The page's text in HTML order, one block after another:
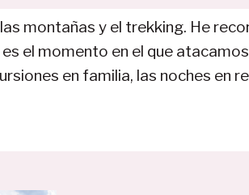
montañas y el trekking. He
el momento en el que
en familia, las noches en